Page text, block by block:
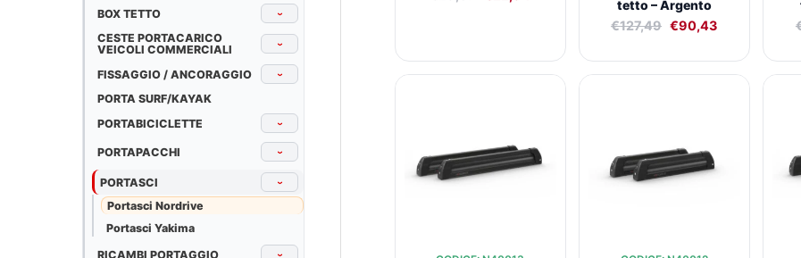
BOX TETTO ›
CESTE PORTACARICO
VEICOLI COMMERCIALI
›
FISSAGGIO / ANCORAGGIO ›
PORTA SURF/KAYAK
PORTABICICLETTE
›
PORTAPACCHI ›
PORTASCI ›
Portasci Nordrive
Portasci Yakima
RICAMBI PORTAGGIO
›
tetto – Argento
€127,49 €90,43
€137,25.€97,16.
€115,29.